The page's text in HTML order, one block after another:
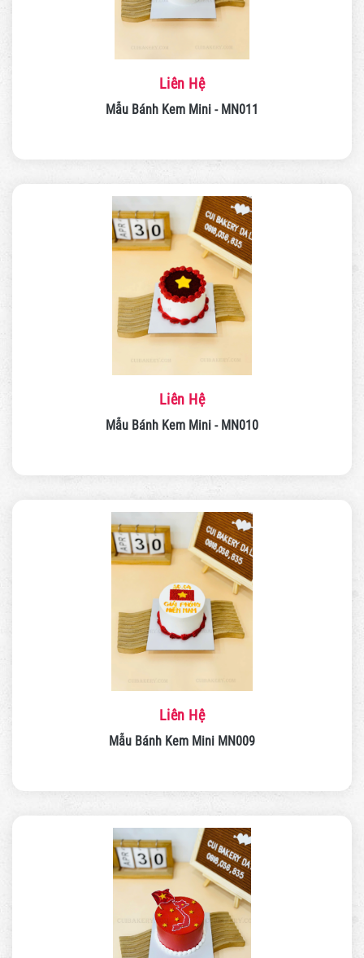
Liên Hệ
Mẫu Bánh Kem Mini - MN011
Liên Hệ
Mẫu Bánh Kem Mini - MN010
Liên Hệ
Mẫu Bánh Kem Mini MN009